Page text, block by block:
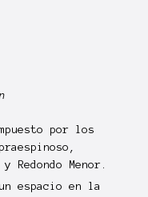
por los
,
y Redondo Menor .
espacio en la